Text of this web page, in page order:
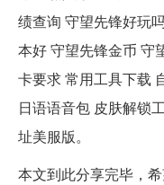
绩查询 守望先锋好玩
本好 守望先锋金币 守
卡要求 常用工具下载
日语语音包 皮肤解锁
址美服版。
本文到此分享完毕，希